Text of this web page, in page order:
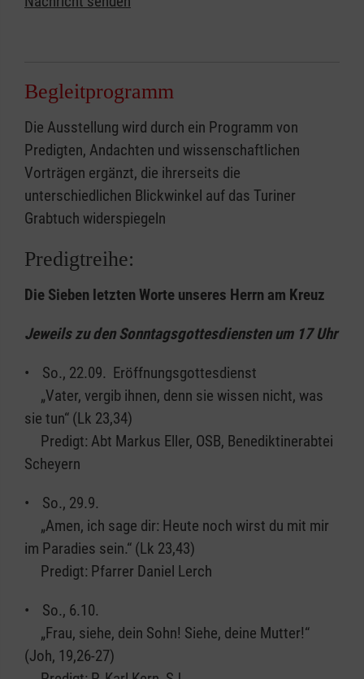
Begleitprogramm
Die Ausstellung wird durch ein Programm von
Predigten, Andachten und wissenschaftlichen
Vorträgen ergänzt, die ihrerseits die
unterschiedlichen Blickwinkel auf das Turiner
Grabtuch widerspiegeln
Predigtreihe:
Die Sieben letzten Worte unseres Herrn am Kreuz
Jeweils zu den Sonntagsgottesdiensten um 17 Uhr
• So., 22.09. Eröffnungsgottesdienst
„Vater, vergib ihnen, denn sie wissen nicht, was
sie tun“ (Lk 23,34)
Predigt: Abt Markus Eller, OSB, Benediktinerabtei
Scheyern
• So., 29.9.
„Amen, ich sage dir: Heute noch wirst du mit mir
im Paradies sein.“ (Lk 23,43)
Predigt: Pfarrer Daniel Lerch
• So., 6.10.
„Frau, siehe, dein Sohn! Siehe, deine Mutter!“
(Joh, 19,26-27)